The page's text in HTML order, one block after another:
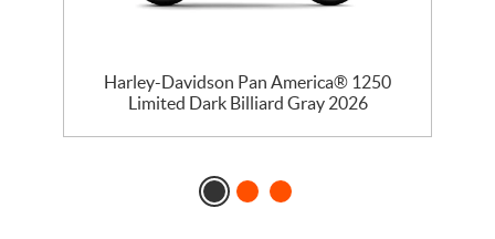
Harley-Davidson Pan America® 1250
Limited Dark Billiard Gray 2026